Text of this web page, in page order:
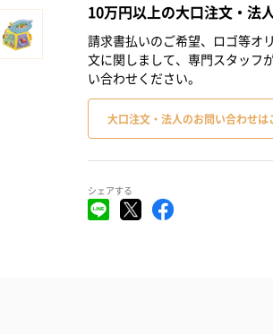
10万円以上の大口注文・法
請求書払いのご希望、ロゴ等オ
文に関しまして、専門スタッフ
い合わせください。
大口注文・法人のお問い合わせは
シェアする